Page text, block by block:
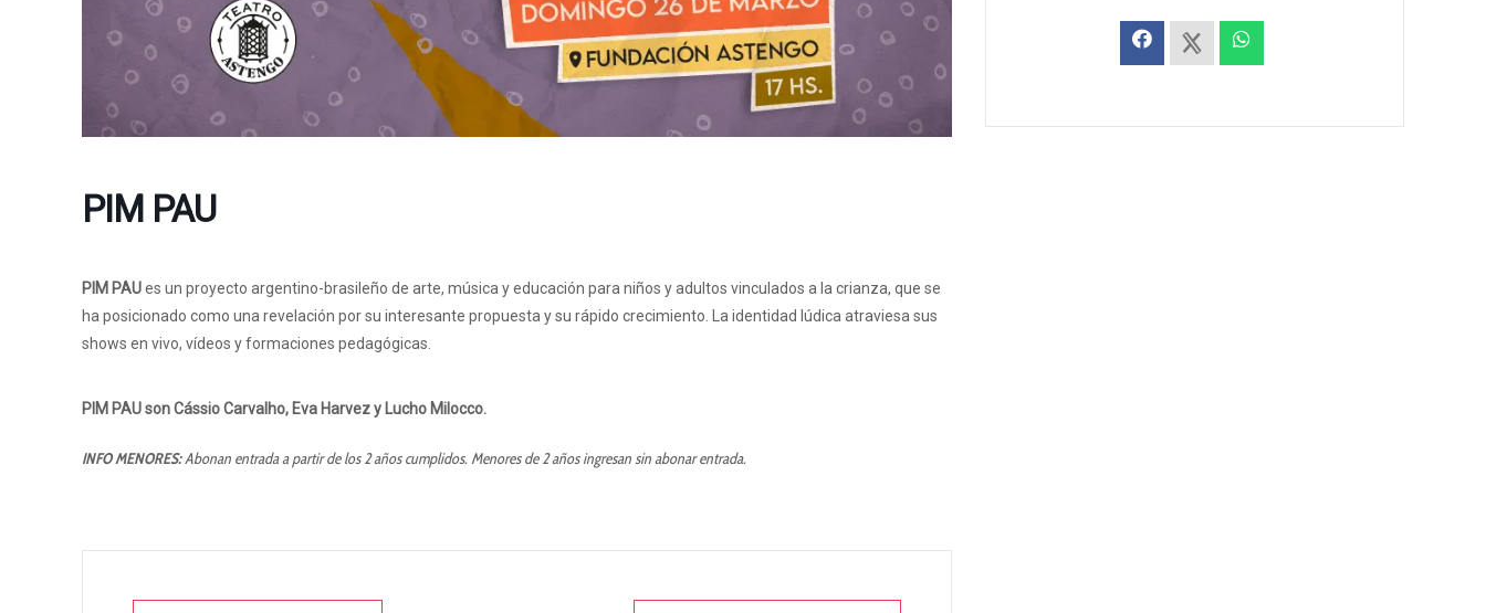
PIM PAU
PIM PAUes un proyecto argentino-brasileño de arte, música y educación para niños y adultos vinculados a la crianza, que se
ha posicionado como una revelación por su interesante propuesta y su rápido crecimiento. La identidad lúdica atraviesa sus
shows en vivo, vídeos y formaciones pedagógicas.
PIM PAU son Cássio Carvalho, Eva Harvez y Lucho Milocco.
INFO MENORES:Abonan entrada a partir de los 2 años cumplidos. Menores de 2 años ingresan sin abonar entrada.